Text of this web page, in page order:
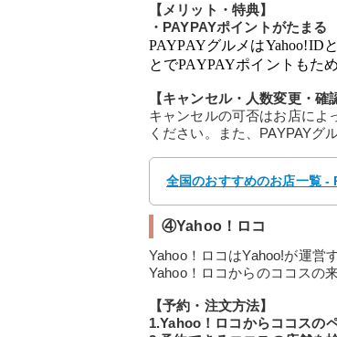
【メリット・特典】
・PAYPAYポイントがたまる
PAYPAYグルメはYahoo!ID
とでPAYPAYポイントもた
【キャンセル・人数変更・確
キャンセルの可否はお店によ
ください。また、PAYPAYグ
全国のおすすめのお店一覧 -
④Yahoo！ロコ
Yahoo！ロコはYahoo!が運営
Yahoo！ロコからのココスの
【予約・注文方法】
1.Yahoo！ロコからココスの